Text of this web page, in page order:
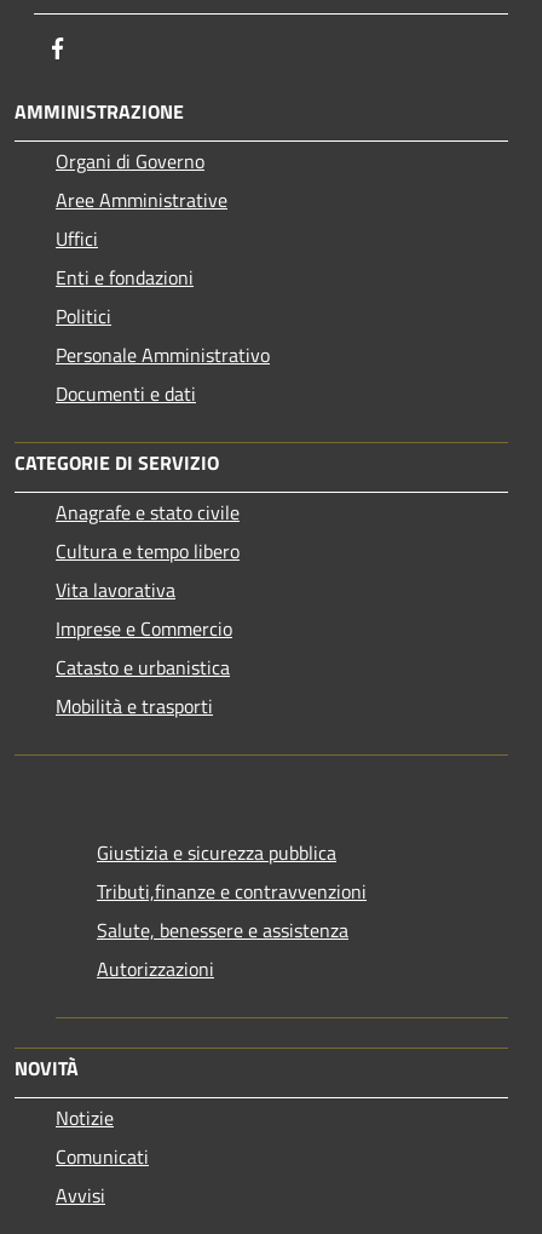
AMMINISTRAZIONE
Organi di Governo
Aree Amministrative
Uffici
Enti e fondazioni
Politici
Personale Amministrativo
Documenti e dati
CATEGORIE DI SERVIZIO
Anagrafe e stato civile
Cultura e tempo libero
Vita lavorativa
Imprese e Commercio
Catasto e urbanistica
Mobilità e trasporti
Giustizia e sicurezza pubblica
Tributi,finanze e contravvenzioni
Salute, benessere e assistenza
Autorizzazioni
NOVITÀ
Notizie
Comunicati
Avvisi